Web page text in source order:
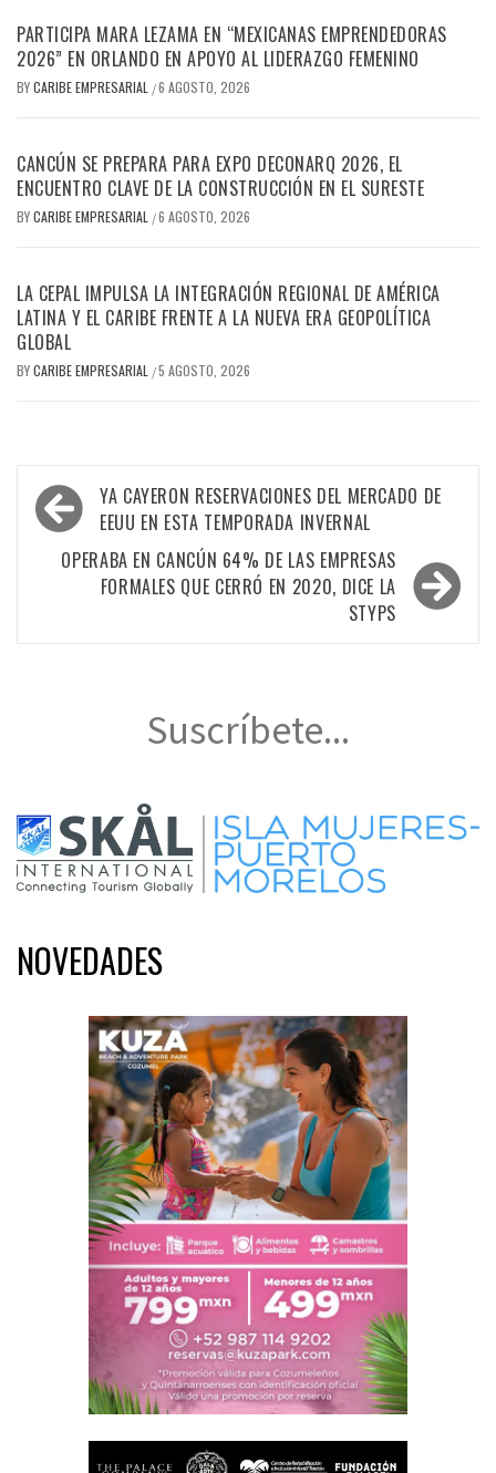
PARTICIPA MARA LEZAMA EN “MEXICANAS EMPRENDEDORAS
2026” EN ORLANDO EN APOYO AL LIDERAZGO FEMENINO
BYCARIBE EMPRESARIAL /6 AGOSTO, 2026
CANCÚN SE PREPARA PARA EXPO DECONARQ 2026, EL
ENCUENTRO CLAVE DE LA CONSTRUCCIÓN EN EL SURESTE
BYCARIBE EMPRESARIAL /6 AGOSTO, 2026
LA CEPAL IMPULSA LA INTEGRACIÓN REGIONAL DE AMÉRICA
LATINA Y EL CARIBE FRENTE A LA NUEVA ERA GEOPOLÍTICA
GLOBAL
BYCARIBE EMPRESARIAL /5 AGOSTO, 2026
Navegación
de
entradas
YA CAYERON RESERVACIONES DEL MERCADO DE
EEUU EN ESTA TEMPORADA INVERNAL
OPERABA EN CANCÚN 64% DE LAS EMPRESAS
FORMALES QUE CERRÓ EN 2020, DICE LA
STYPS
Suscríbete...
NOVEDADES